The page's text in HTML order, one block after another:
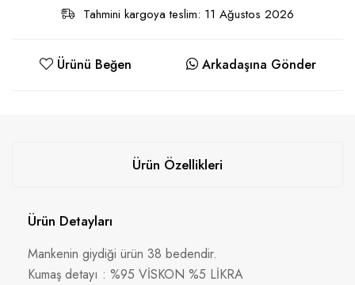
Tahmini kargoya teslim: 11 Ağustos 2026
Ürünü Beğen Arkadaşına Gönder
Ürün Özellikleri
Ürün Detayları
Mankenin giydiği ürün 38 bedendir.
Kumaş detayı : %95 VİSKON %5 LİKRA